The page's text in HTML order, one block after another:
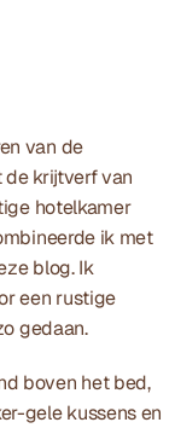
hotelkamer
ik met
blog. Ik
een rustige
gedaan.
boven het bed,
gele kussens en